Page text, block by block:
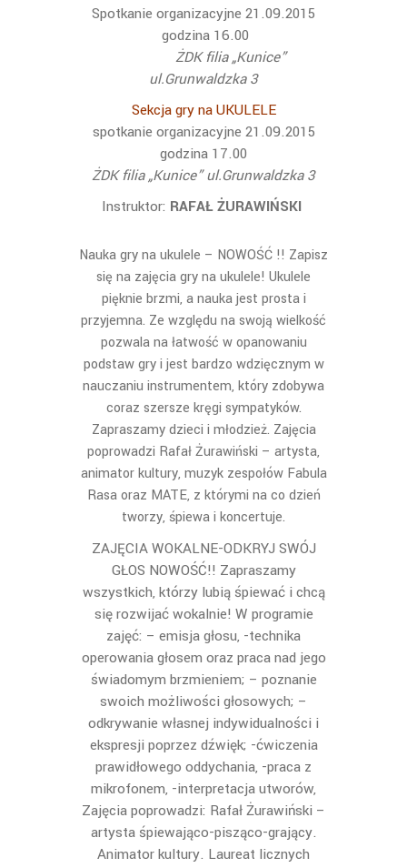
Spotkanie organizacyjne 21.09.2015
godzina 16.00
ŻDK filia „Kunice”
ul.Grunwaldzka 3
Sekcja gry na UKULELE
spotkanie organizacyjne 21.09.2015
godzina 17.00
ŻDK filia „Kunice” ul.Grunwaldzka 3
Instruktor: RAFAŁ ŻURAWIŃSKI
Nauka gry na ukulele – NOWOŚĆ !! Zapisz
się na zajęcia gry na ukulele! Ukulele
pięknie brzmi, a nauka jest prosta i
przyjemna. Ze względu na swoją wielkość
pozwala na łatwość w opanowaniu
podstaw gry i jest bardzo wdzięcznym w
nauczaniu instrumentem, który zdobywa
coraz szersze kręgi sympatyków.
Zapraszamy dzieci i młodzież. Zajęcia
poprowadzi Rafał Żurawiński – artysta,
animator kultury, muzyk zespołów Fabula
Rasa oraz MATE, z którymi na co dzień
tworzy, śpiewa i koncertuje.
ZAJĘCIA WOKALNE-ODKRYJ SWÓJ
GŁOS NOWOŚĆ!! Zapraszamy
wszystkich, którzy lubią śpiewać i chcą
się rozwijać wokalnie! W programie
zajęć: – emisja głosu, -technika
operowania głosem oraz praca nad jego
świadomym brzmieniem; – poznanie
swoich możliwości głosowych; –
odkrywanie własnej indywidualności i
ekspresji poprzez dźwięk; -ćwiczenia
prawidłowego oddychania, -praca z
mikrofonem, -interpretacja utworów,
Zajęcia poprowadzi: Rafał Żurawiński –
artysta śpiewająco-pisząco-grający.
Animator kultury. Laureat licznych